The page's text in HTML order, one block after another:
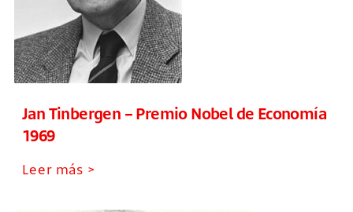
Jan Tinbergen – Premio Nobel de Economía
1969
Leer más >